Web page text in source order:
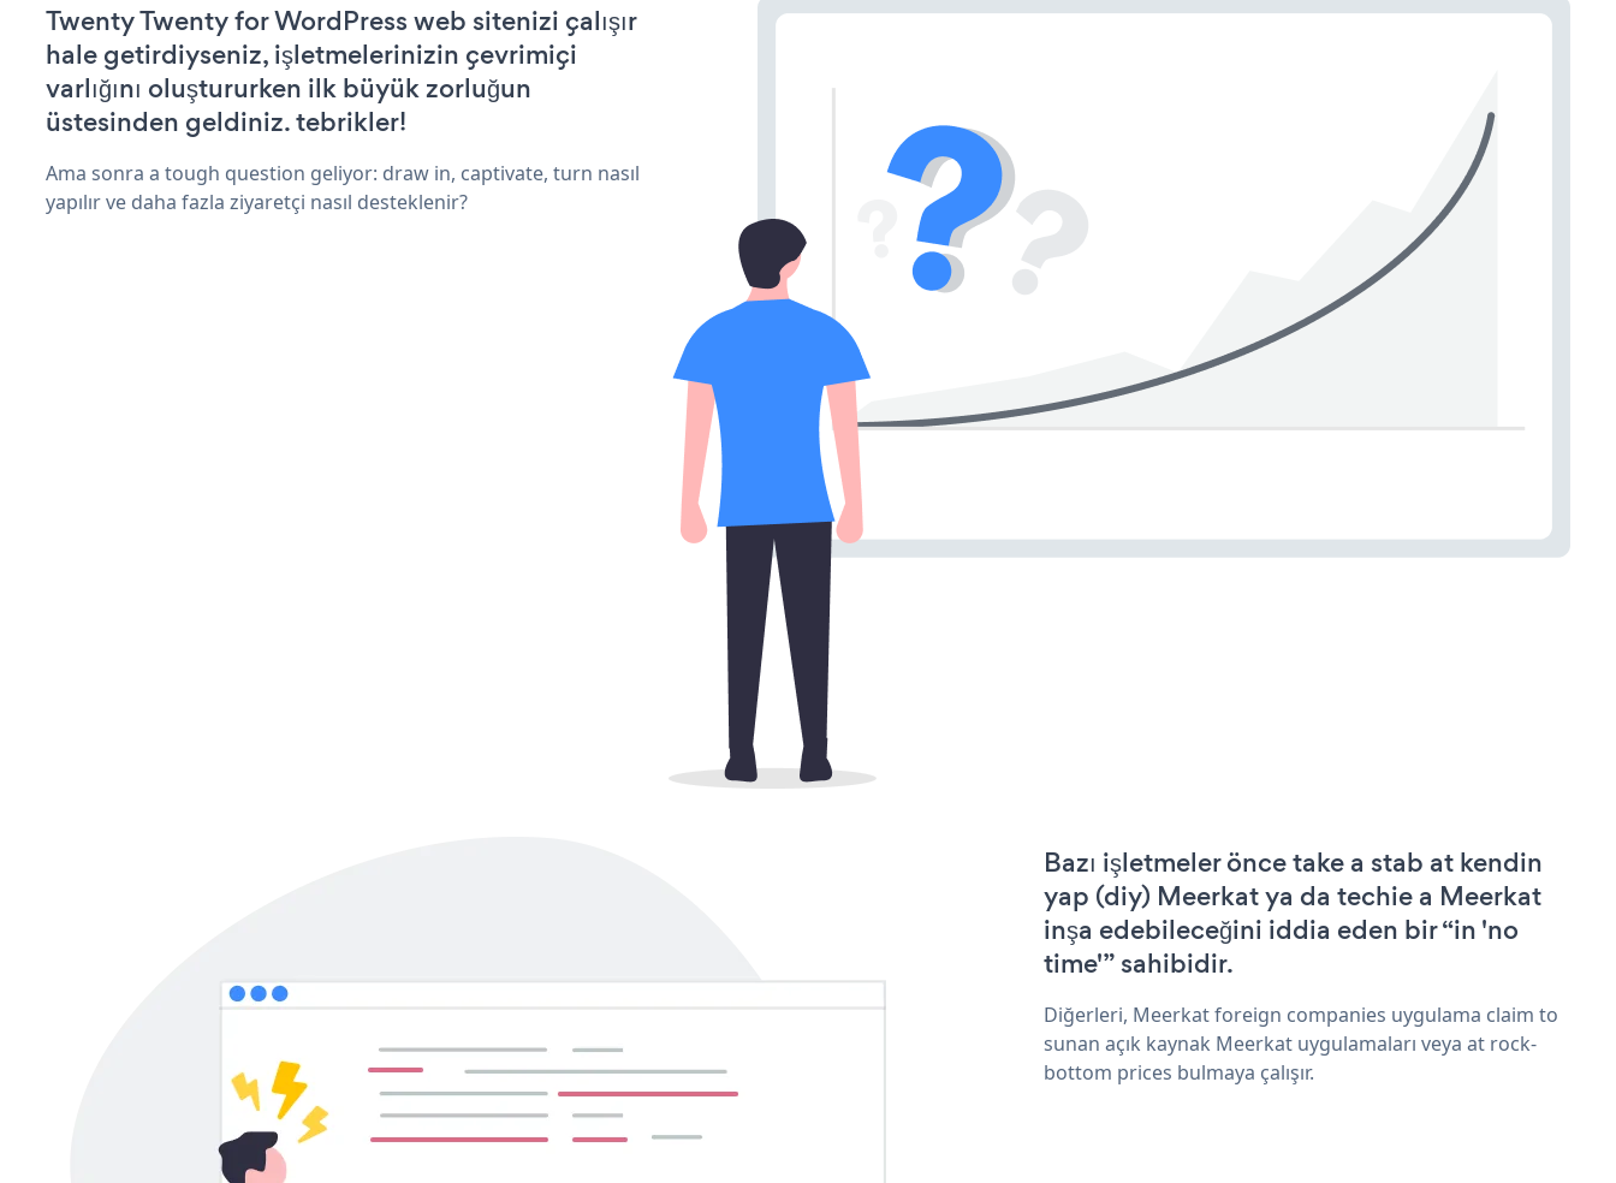
Twenty Twenty for WordPress web sitenizi çalışır
hale getirdiyseniz, işletmelerinizin çevrimiçi
varlığını oluştururken ilk büyük zorluğun
üstesinden geldiniz. tebrikler!
Ama sonra a tough question geliyor: draw in, captivate, turn nasıl
yapılır ve daha fazla ziyaretçi nasıl desteklenir?
Bazı işletmeler önce take a stab at kendin
yap (diy) Meerkat ya da techie a Meerkat
inşa edebileceğini iddia eden bir “in 'no
time'” sahibidir.
Diğerleri, Meerkat foreign companies uygulama claim to
sunan açık kaynak Meerkat uygulamaları veya at rock-
bottom prices bulmaya çalışır.